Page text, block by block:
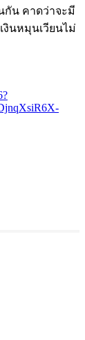
กัน คาดว่าจะมี
งินหมุนเวียนไม่